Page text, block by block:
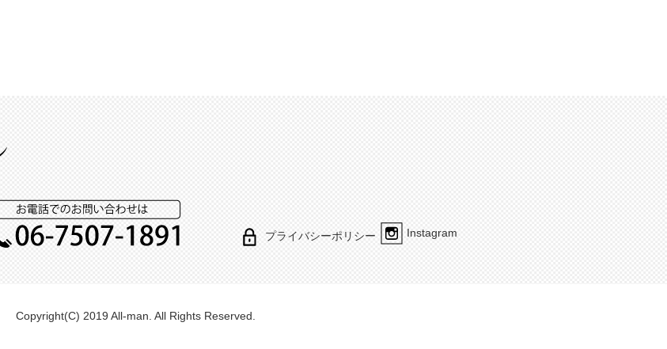
プライバシーポリシー Instagram
Copyright(C) 2019 All-man. All Rights Reserved.